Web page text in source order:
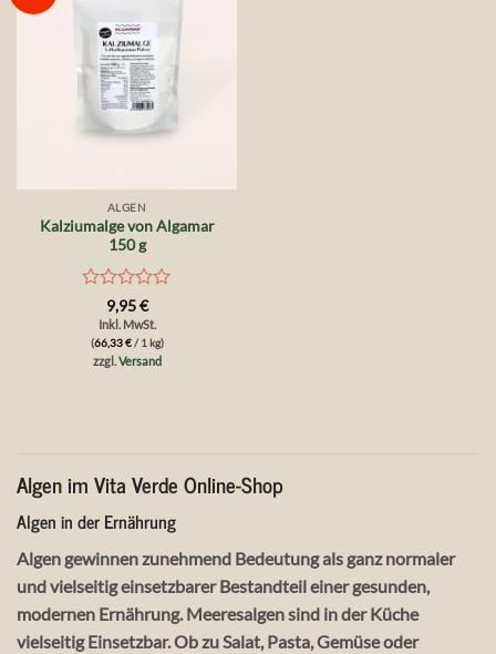
ALGEN
Kalziumalge von Algamar
150 g
Bewertet
mit
0
von
9,95€
Inkl. MwSt.
(66,33€/ 1 kg)
zzgl.Versand
Algen im Vita Verde Online-Shop
Algen in der Ernährung
Algen gewinnen zunehmend Bedeutung als ganz normaler
und vielseitig einsetzbarer Bestandteil einer gesunden,
modernen Ernährung. Meeresalgen sind in der Küche
vielseitig Einsetzbar. Ob zu Salat, Pasta, Gemüse oder